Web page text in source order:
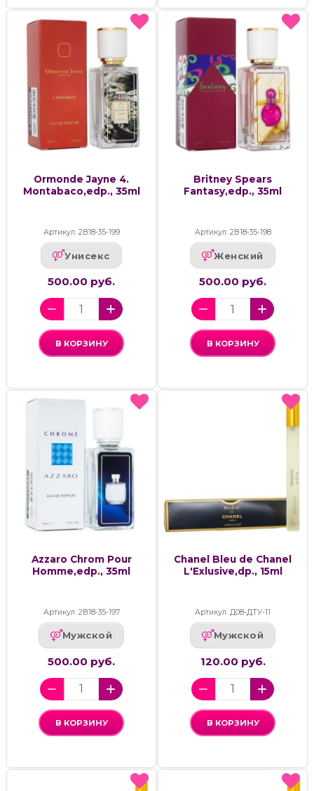
Ormonde Jayne 4.
Montabaco,edp., 35ml
Артикул: 2В18-35-199
Унисекс
500.00 руб.
В КОРЗИНУ
Britney Spears
Fantasy,edp., 35ml
Артикул: 2В18-35-198
Женский
500.00 руб.
В КОРЗИНУ
Azzaro Chrom Pour
Homme,edp., 35ml
Артикул: 2В18-35-197
Мужской
500.00 руб.
В КОРЗИНУ
Chanel Bleu de Chanel
L'Exlusive,dp., 15ml
Артикул: Д08-ДТУ-11
Мужской
120.00 руб.
В КОРЗИНУ